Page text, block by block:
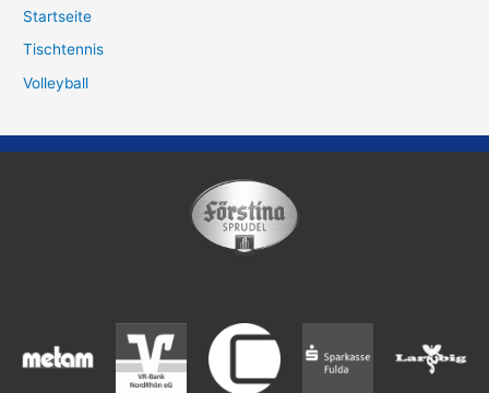
Startseite
Tischtennis
Volleyball